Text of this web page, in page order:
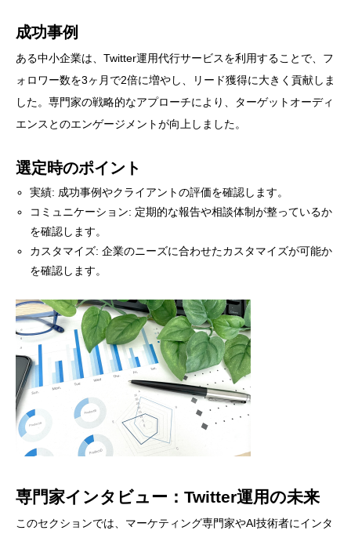
成功事例
ある中小企業は、Twitter運用代行サービスを利用することで、フ
ォロワー数を3ヶ月で2倍に増やし、リード獲得に大きく貢献しま
した。専門家の戦略的なアプローチにより、ターゲットオーディ
エンスとのエンゲージメントが向上しました。
選定時のポイント
実績: 成功事例やクライアントの評価を確認します。
コミュニケーション: 定期的な報告や相談体制が整っているか
を確認します。
カスタマイズ: 企業のニーズに合わせたカスタマイズが可能か
を確認します。
専門家インタビュー：Twitter運用の未来
このセクションでは、マーケティング専門家やAI技術者にインタ